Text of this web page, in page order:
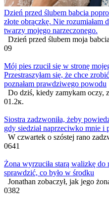
Dzień przed ślubem babcia
złote obrączkę. Nie
twarzy mojego narzeczonego.
Dzień przed ślubem moja
09
Mój pies rzucił się w stronę
Przestraszyłam się, że chce
poznałam prawdziwego powodu
Do dziś, kiedy zamykam oczy,
01.2к.
Siostra zadzwoniła, żeby
gdy siedział naprzeciwko mnie i
W czwartek o szóstej rano
0641
Żona wyrzuciła starą walizkę do
sprawdzić, co było w środku
Jonathan zobaczył, jak jego
0382